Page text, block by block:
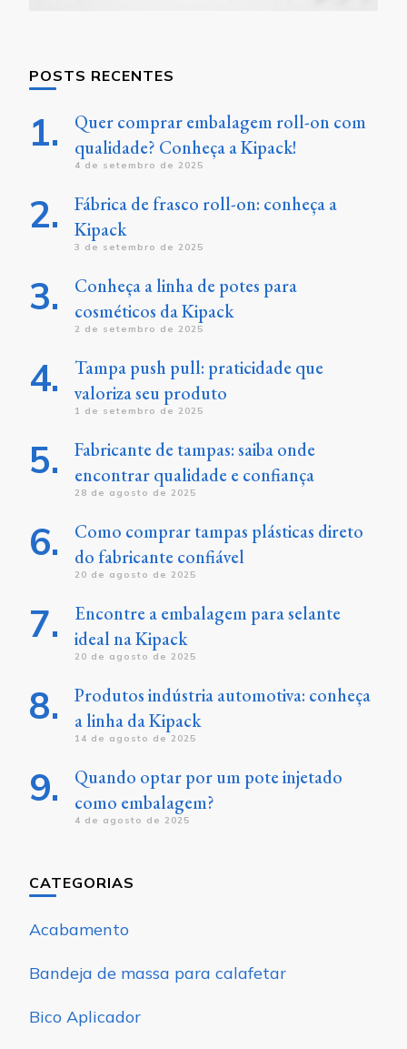
POSTS RECENTES
Quer comprar embalagem roll-on com
qualidade? Conheça a Kipack!
4 de setembro de 2025
Fábrica de frasco roll-on: conheça a
Kipack
3 de setembro de 2025
Conheça a linha de potes para
cosméticos da Kipack
2 de setembro de 2025
Tampa push pull: praticidade que
valoriza seu produto
1 de setembro de 2025
Fabricante de tampas: saiba onde
encontrar qualidade e confiança
28 de agosto de 2025
Como comprar tampas plásticas direto
do fabricante confiável
20 de agosto de 2025
Encontre a embalagem para selante
ideal na Kipack
20 de agosto de 2025
Produtos indústria automotiva: conheça
a linha da Kipack
14 de agosto de 2025
Quando optar por um pote injetado
como embalagem?
4 de agosto de 2025
CATEGORIAS
Acabamento
Bandeja de massa para calafetar
Bico Aplicador